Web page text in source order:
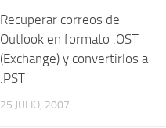
Recuperar correos de
Outlook en formato .OST
(Exchange) y convertirlos a
.PST
25 JULIO, 2007